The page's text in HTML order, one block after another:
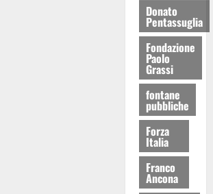
Donato
Pentassuglia
Fondazione
Paolo
Grassi
fontane
pubbliche
Forza
Italia
Franco
Ancona